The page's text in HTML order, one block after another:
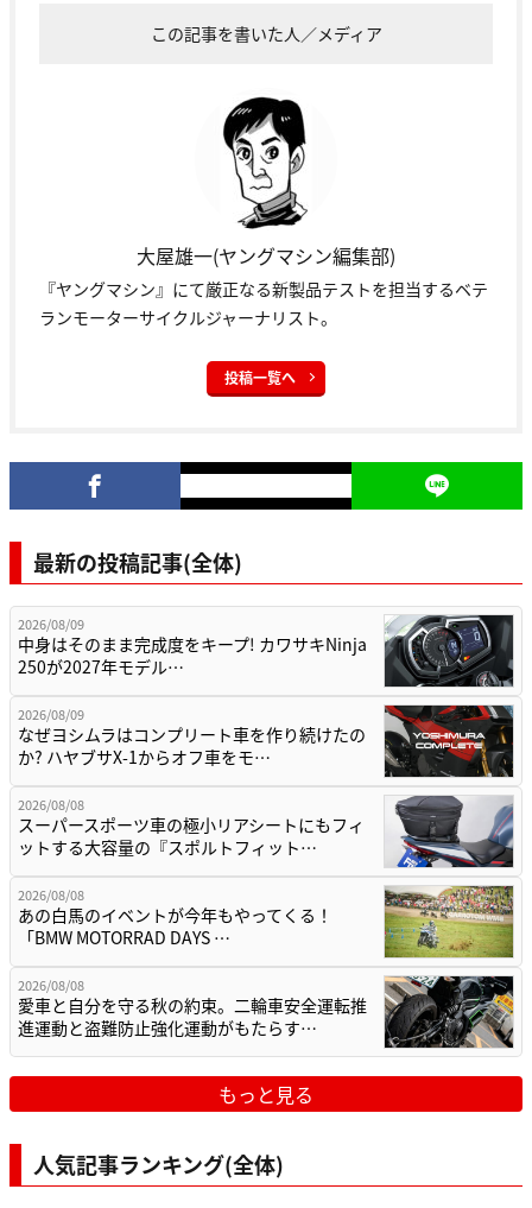
この記事を書いた人／メディア
大屋雄一(ヤングマシン編集部)
『ヤングマシン』にて厳正なる新製品テストを担当するベテ
ランモーターサイクルジャーナリスト。
投稿一覧へ
最新の投稿記事(全体)
2026/08/09
中身はそのまま完成度をキープ! カワサキNinja
250が2027年モデル…
2026/08/09
なぜヨシムラはコンプリート車を作り続けたの
か? ハヤブサX-1からオフ車をモ…
2026/08/08
スーパースポーツ車の極小リアシートにもフィ
ットする大容量の『スポルトフィット…
2026/08/08
あの白馬のイベントが今年もやってくる！
「BMW MOTORRAD DAYS …
2026/08/08
愛車と自分を守る秋の約束。二輪車安全運転推
進運動と盗難防止強化運動がもたらす…
もっと見る
人気記事ランキング(全体)